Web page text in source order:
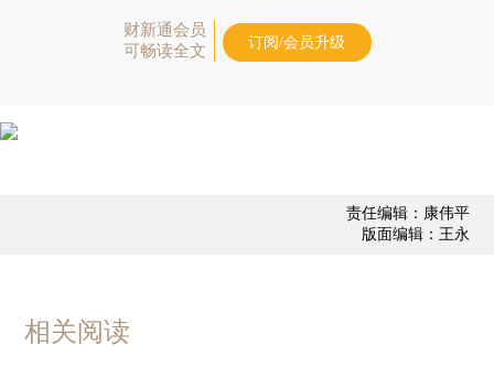
财新通会员
可畅读全文
订阅/会员升级
责任编辑：康伟平
版面编辑：王永
相关阅读